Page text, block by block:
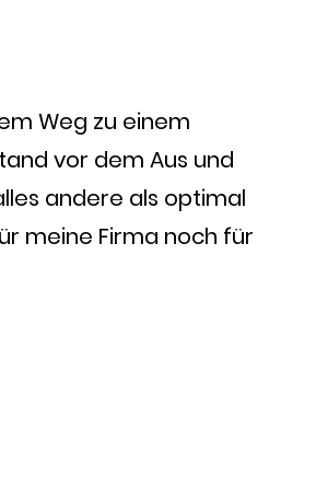
Weg zu einem
vor dem Aus und
andere als optimal
meine Firma noch für